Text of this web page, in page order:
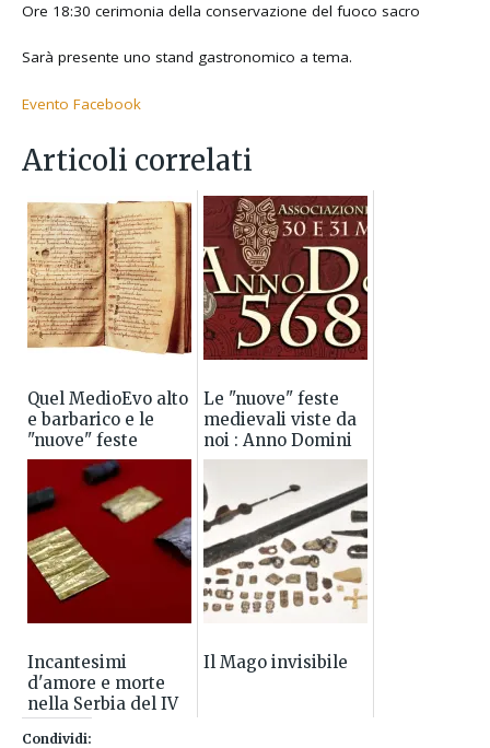
Ore 18:30 cerimonia della conservazione del fuoco sacro
Sarà presente uno stand gastronomico a tema.
Evento Facebook
Articoli correlati
Quel MedioEvo alto
e barbarico e le
"nuove" feste
medievali
Le "nuove" feste
medievali viste da
noi : Anno Domini
568
Incantesimi
d'amore e morte
nella Serbia del IV
secolo
Il Mago invisibile
Condividi: